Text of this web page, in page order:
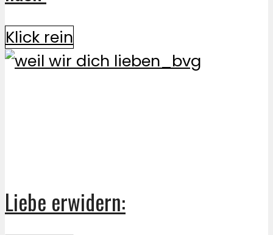
Klick rein
Liebe erwidern: